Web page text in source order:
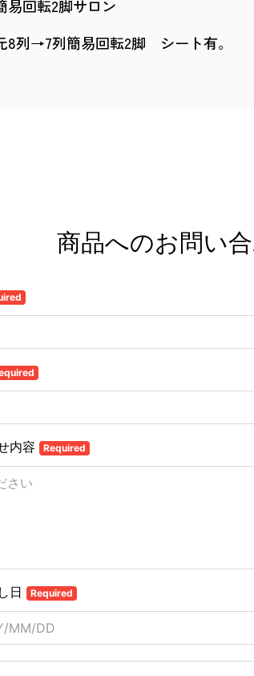
易回転2脚サロン
8列→7列簡易回転2脚 シート有。